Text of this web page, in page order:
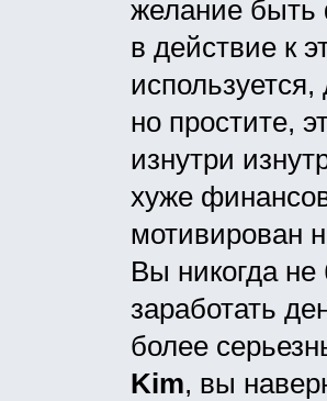
желание быть
в действие к
но простите,
изнутри
хуже
мотивирован
Вы никогда
заработать
более
Kim, вы